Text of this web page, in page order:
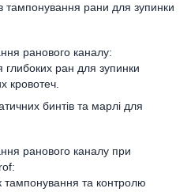
тампонування рани для зупинки
ранового каналу:
глибоких ран для зупинки
кровотеч.
бинтів та марлі для
ранового каналу при
тампонування та контролю